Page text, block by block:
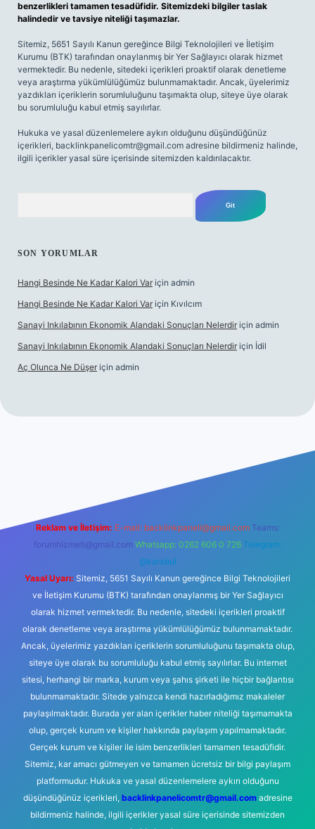
benzerlikleri tamamen tesadüfidir. Sitemizdeki bilgiler taslak
halindedir ve tavsiye niteliği taşımazlar.
Sitemiz, 5651 Sayılı Kanun gereğince Bilgi Teknolojileri ve İletişim
Kurumu (BTK) tarafından onaylanmış bir Yer Sağlayıcı olarak hizmet
vermektedir. Bu nedenle, sitedeki içerikleri proaktif olarak denetleme
veya araştırma yükümlülüğümüz bulunmamaktadır. Ancak, üyelerimiz
yazdıkları içeriklerin sorumluluğunu taşımakta olup, siteye üye olarak
bu sorumluluğu kabul etmiş sayılırlar.
Hukuka ve yasal düzenlemelere aykırı olduğunu düşündüğünüz
içerikleri, backlinkpanelicomtr@gmail.com adresine bildirmeniz halinde,
ilgili içerikler yasal süre içerisinde sitemizden kaldırılacaktır.
SON YORUMLAR
Hangi Besinde Ne Kadar Kalori Var için admin
Hangi Besinde Ne Kadar Kalori Var için Kıvılcım
Sanayi Inkılabının Ekonomik Alandaki Sonuçları Nelerdir için admin
Sanayi Inkılabının Ekonomik Alandaki Sonuçları Nelerdir için İdil
Aç Olunca Ne Düşer için admin
Reklam ve İletişim: E-mail: backlinkpaneli@gmail.com Teams:
forumhizmeti@gmail.com Whatsapp: 0262 606 0 726 Telegram:
@karabul
Yasal Uyarı: Sitemiz, 5651 Sayılı Kanun gereğince Bilgi Teknolojileri
ve İletişim Kurumu (BTK) tarafından onaylanmış bir Yer Sağlayıcı
olarak hizmet vermektedir. Bu nedenle, sitedeki içerikleri proaktif
olarak denetleme veya araştırma yükümlülüğümüz bulunmamaktadır.
Ancak, üyelerimiz yazdıkları içeriklerin sorumluluğunu taşımakta olup,
siteye üye olarak bu sorumluluğu kabul etmiş sayılırlar. Bu internet
sitesi, herhangi bir marka, kurum veya şahıs şirketi ile hiçbir bağlantısı
bulunmamaktadır. Sitede yalnızca kendi hazırladığımız makaleler
paylaşılmaktadır. Burada yer alan içerikler haber niteliği taşımamakta
olup, gerçek kurum ve kişiler hakkında paylaşım yapılmamaktadır.
Gerçek kurum ve kişiler ile isim benzerlikleri tamamen tesadüfidir.
Sitemiz, kar amacı gütmeyen ve tamamen ücretsiz bir bilgi paylaşım
platformudur. Hukuka ve yasal düzenlemelere aykırı olduğunu
düşündüğünüz içerikleri, backlinkpanelicomtr@gmail.comadresine
bildirmeniz halinde, ilgili içerikler yasal süre içerisinde sitemizden